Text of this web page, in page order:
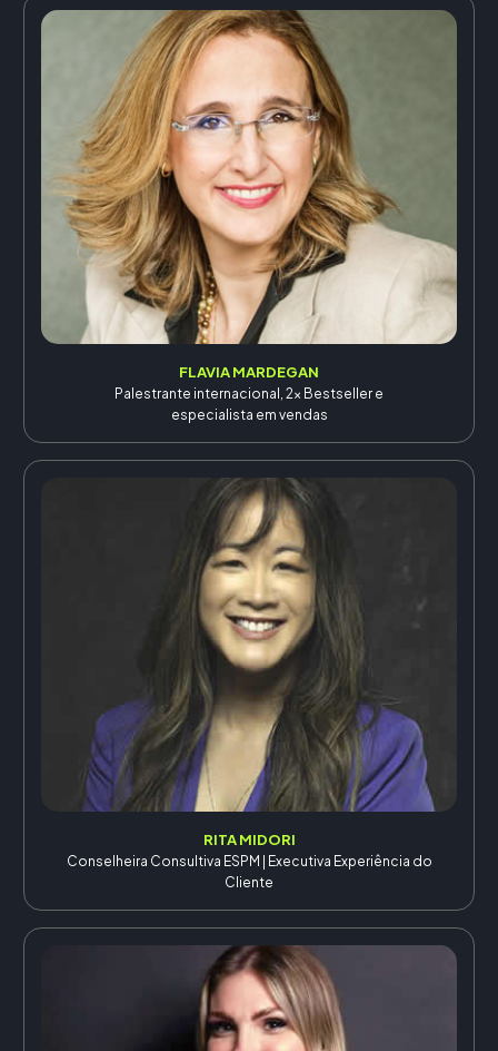
FLAVIA MARDEGAN
Palestrante internacional, 2x Bestseller e
especialista em vendas
RITA MIDORI
Conselheira Consultiva ESPM | Executiva Experiência do
Cliente